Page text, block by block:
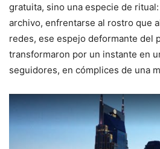
gratuita, sino una especie de
archivo, enfrentarse al rostro que
redes, ese espejo deformante del
transformaron por un instante en
seguidores, en cómplices de una